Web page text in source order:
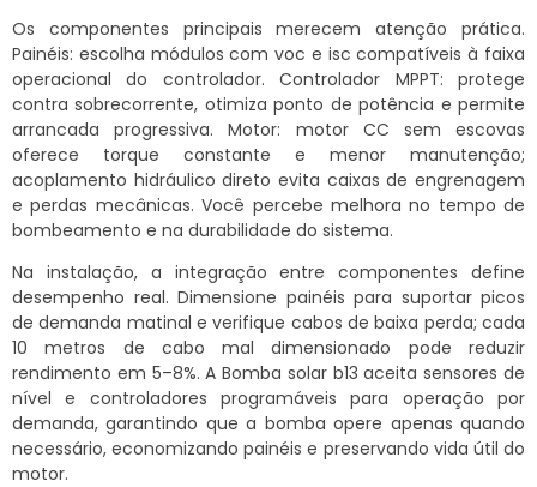
Os componentes principais merecem atenção prática.
Painéis: escolha módulos com voc e isc compatíveis à faixa
operacional do controlador. Controlador MPPT: protege
contra sobrecorrente, otimiza ponto de potência e permite
arrancada progressiva. Motor: motor CC sem escovas
oferece torque constante e menor manutenção;
acoplamento hidráulico direto evita caixas de engrenagem
e perdas mecânicas. Você percebe melhora no tempo de
bombeamento e na durabilidade do sistema.
Na instalação, a integração entre componentes define
desempenho real. Dimensione painéis para suportar picos
de demanda matinal e verifique cabos de baixa perda; cada
10 metros de cabo mal dimensionado pode reduzir
rendimento em 5–8%. A Bomba solar b13 aceita sensores de
nível e controladores programáveis para operação por
demanda, garantindo que a bomba opere apenas quando
necessário, economizando painéis e preservando vida útil do
motor.